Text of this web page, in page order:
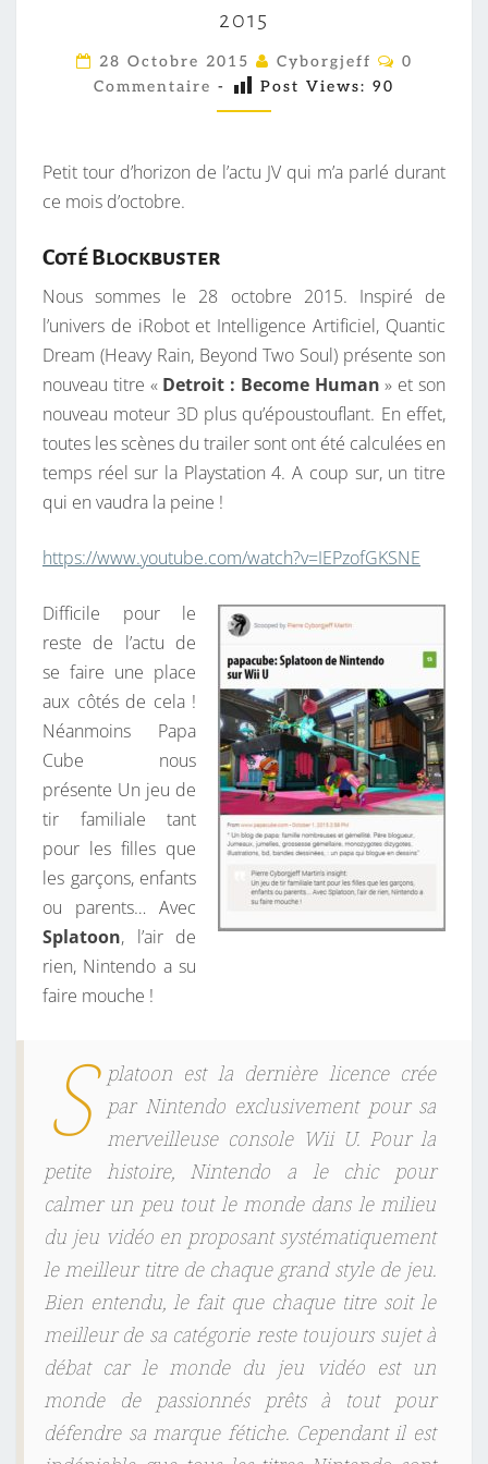
C
M
A
N
Y
O
M
E
:
O
C
T
R
2
1
5
2015
28 Octobre 2015 Cyborgjeff
C
T
A
0
Commentaire - Post Views: 90
Petit tour d’horizon de l’actu JV qui m’a parlé durant
ce mois d’octobre.
Coté Blockbuster
Nous sommes le 28 octobre 2015. Inspiré de
l’univers de iRobot et Intelligence Artificiel, Quantic
Dream (Heavy Rain, Beyond Two Soul) présente son
nouveau titre « Detroit : Become Human » et son
nouveau moteur 3D plus qu’époustouflant. En effet,
toutes les scènes du trailer sont ont été calculées en
temps réel sur la Playstation 4. A coup sur, un titre
qui en vaudra la peine !
https://www.youtube.com/watch?v=IEPzofGKSNE
Difficile pour le
reste de l’actu de
se faire une place
aux côtés de cela !
Néanmoins Papa
Cube nous
présente Un jeu de
tir familiale tant
pour les filles que
les garçons, enfants
ou parents… Avec
Splatoon, l’air de
rien, Nintendo a su
faire mouche !
S platoon est la dernière licence crée
par Nintendo exclusivement pour sa
merveilleuse console Wii U. Pour la
petite histoire, Nintendo a le chic pour
calmer un peu tout le monde dans le milieu
du jeu vidéo en proposant systématiquement
le meilleur titre de chaque grand style de jeu.
Bien entendu, le fait que chaque titre soit le
meilleur de sa catégorie reste toujours sujet à
débat car le monde du jeu vidéo est un
monde de passionnés prêts à tout pour
défendre sa marque fétiche. Cependant il est